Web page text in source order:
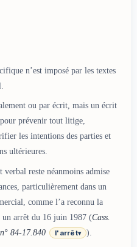
n’est imposé par les textes
ou par écrit, mais un écrit
prévenir tout litige,
les intentions des parties et
ultérieures.
verbal reste néanmoins admise
particulièrement dans un
comme l’a reconnu la
un arrêt du 16 juin 1987 (Cass.
84-17.840
l'arrêt▾ ).